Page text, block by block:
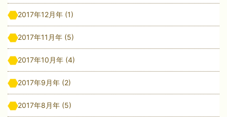
2017年12月年 (1)
2017年11月年 (5)
2017年10月年 (4)
2017年9月年 (2)
2017年8月年 (5)